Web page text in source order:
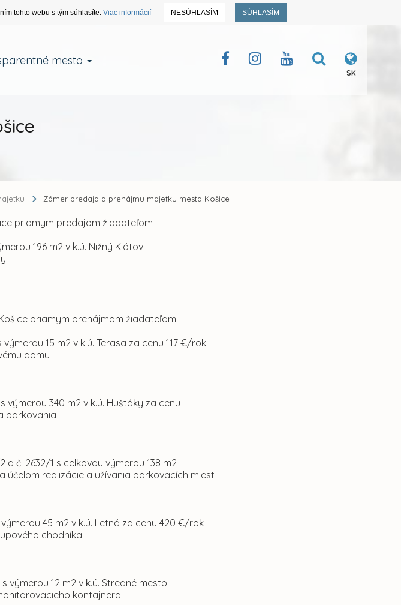
tohto webu s tým súhlasíte. Viac informácií NESÚHLASÍM SÚHLASÍM
mesto
SK
Zámer predaja a prenájmu majetku mesta Košice
priamym predajom žiadateľom
196 m2 v k.ú. Nižný Klátov
priamym prenájmom žiadateľom
15 m2 v k.ú. Terasa za cenu 117 €/rok
domu
výmerou 340 m2 v k.ú. Huštáky za cenu
parkovania
č. 2632/1 s celkovou výmerou 138 m2
účelom realizácie a užívania parkovacích miest
45 m2 v k.ú. Letná za cenu 420 €/rok
chodníka
výmerou 12 m2 v k.ú. Stredné mesto
kontajnera